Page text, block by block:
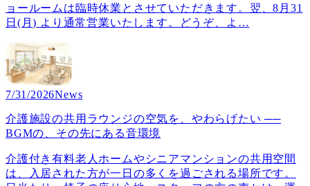
ョールームは臨時休業とさせていただきます。翌、8月31
日(月) より通常営業いたします。どうぞ、よ …
7/31/2026News
介護施設の共用ラウンジの空気を、やわらげたい ──
BGMの、その先にある音環境
介護付き有料老人ホームやシニアマンションの共用空間
は、入居された方が一日の多くを過ごされる場所です。